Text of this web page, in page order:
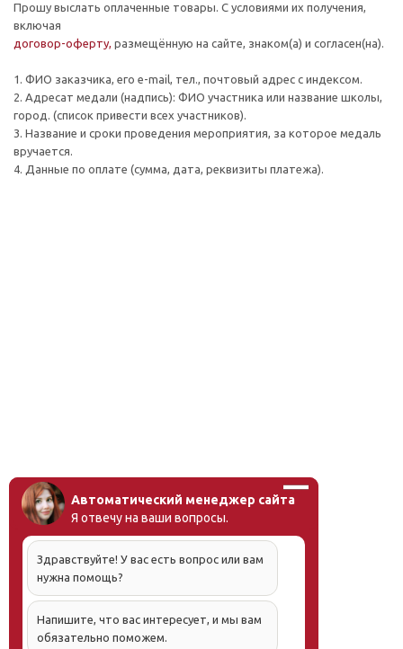
Прошу выслать оплаченные товары. С условиями их получения,
включая
договор-оферту, размещённую на сайте, знаком(а) и согласен(на).
1. ФИО заказчика, его e-mail, тел., почтовый адрес с индексом.
2. Адресат медали (надпись): ФИО участника или название школы,
город. (список привести всех участников).
3. Название и сроки проведения мероприятия, за которое медаль
вручается.
4. Данные по оплате (сумма, дата, реквизиты платежа).
Автоматический менеджер сайта
Я отвечу на ваши вопросы.
Здравствуйте! У вас есть вопрос или вам
нужна помощь?
Напишите, что вас интересует, и мы вам
обязательно поможем.